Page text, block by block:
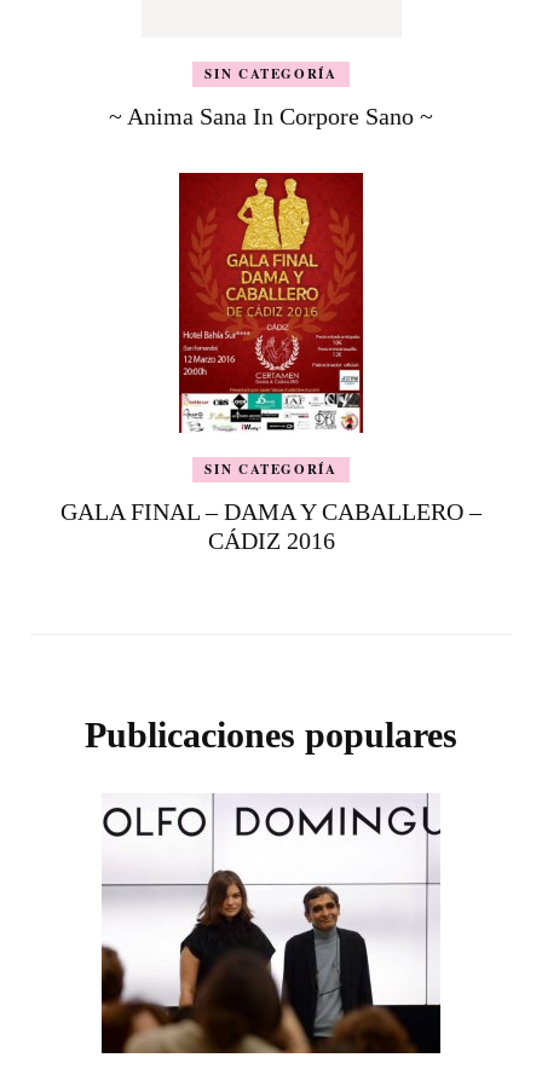
SIN CATEGORÍA
~ Anima Sana In Corpore Sano ~
SIN CATEGORÍA
GALA FINAL – DAMA Y CABALLERO –
CÁDIZ 2016
Publicaciones populares